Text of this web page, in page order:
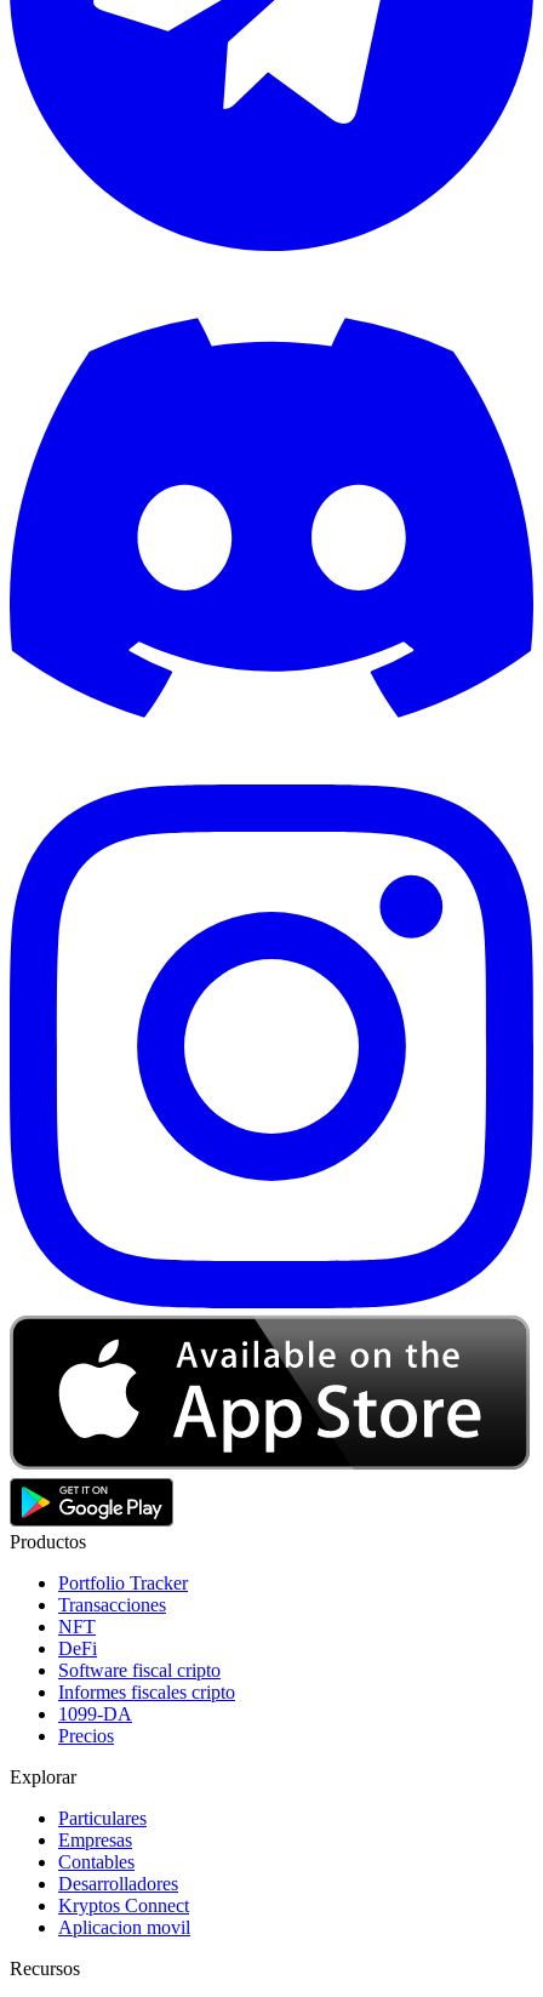
Productos
Portfolio Tracker
Transacciones
NFT
DeFi
Software fiscal cripto
Informes fiscales cripto
1099-DA
Precios
Explorar
Particulares
Empresas
Contables
Desarrolladores
Kryptos Connect
Aplicacion movil
Recursos